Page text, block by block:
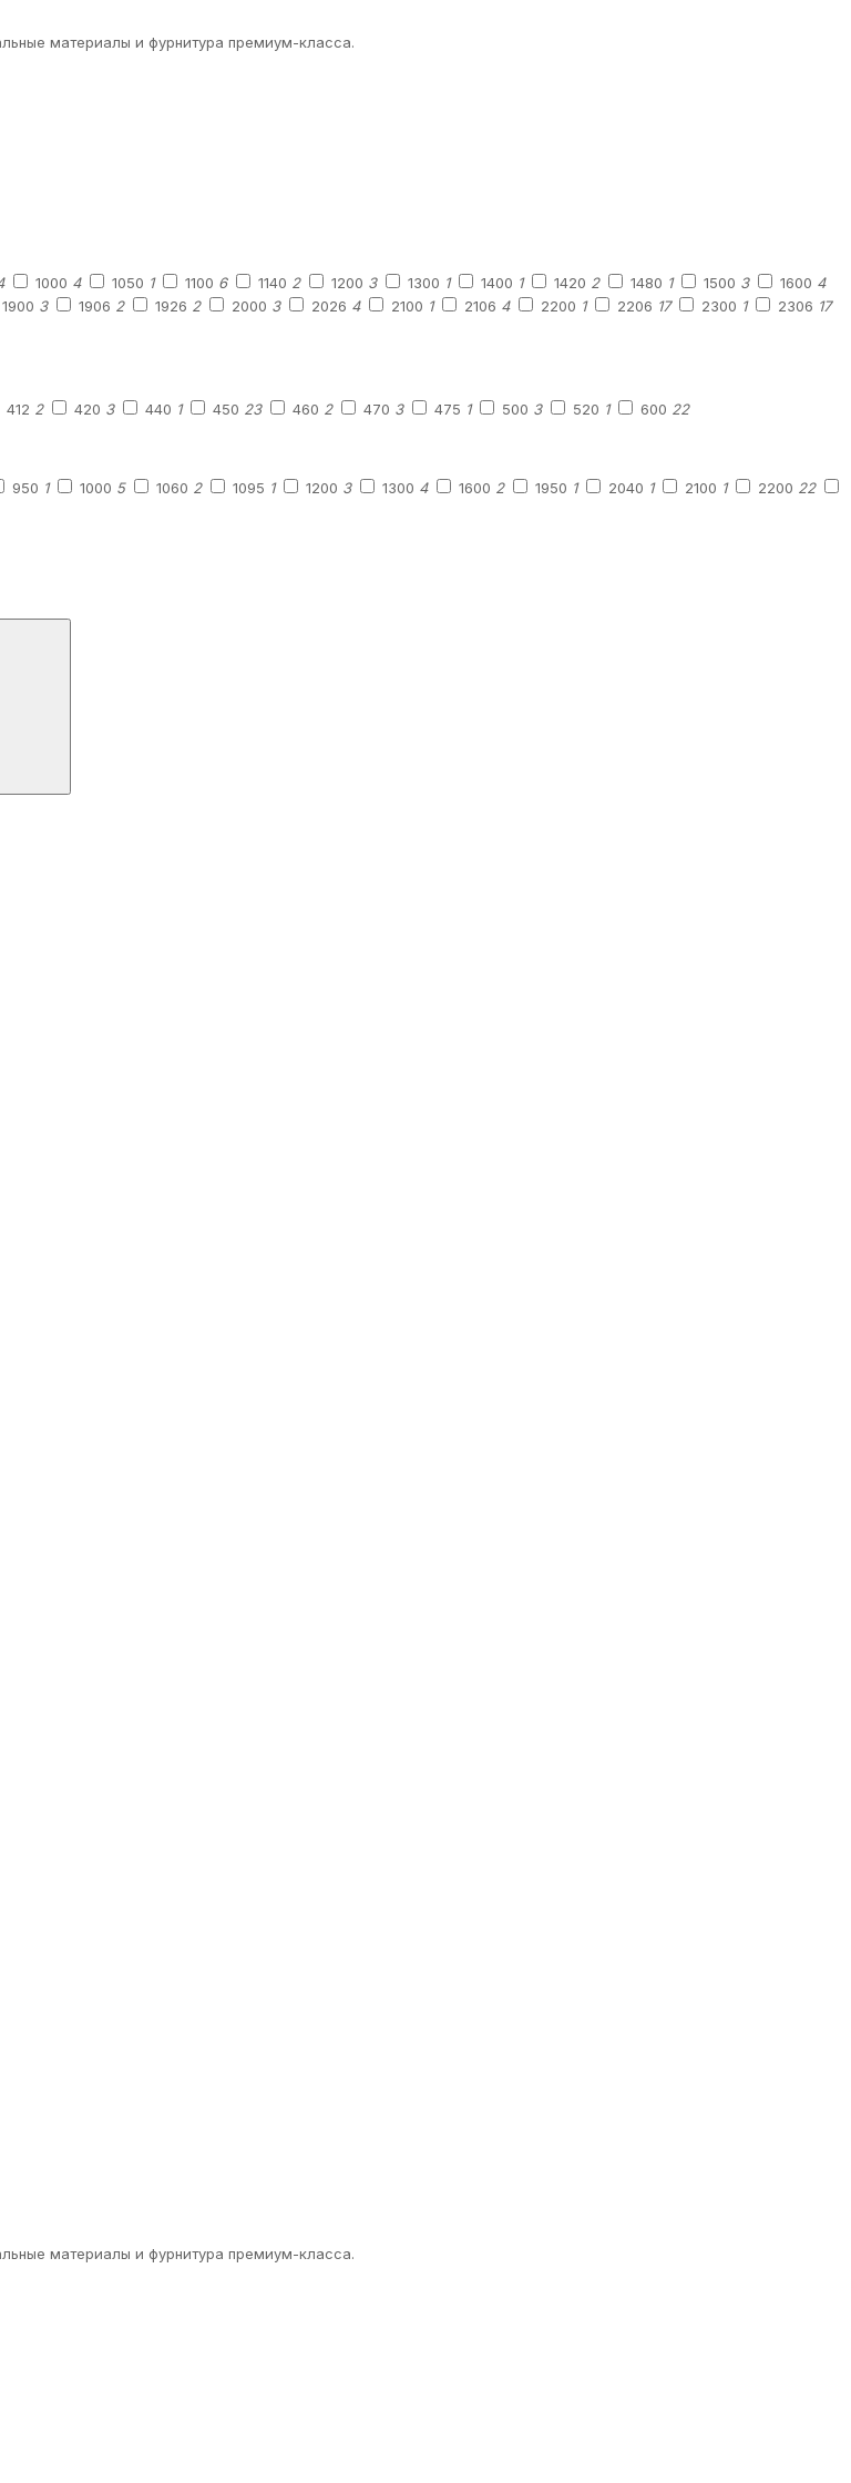
материалы и фурнитура премиум-класса.
1000 4 1050 1 1100 6 1140 2 1200 3 1300 1 1400 1 1420 2 1480 1 1500 3 1600 4
1900 3 1906 2 1926 2 2000 3 2026 4 2100 1 2106 4 2200 1 2206 17 2300 1 2306 17
412 2 420 3 440 1 450 23 460 2 470 3 475 1 500 3 520 1 600 22
950 1 1000 5 1060 2 1095 1 1200 3 1300 4 1600 2 1950 1 2040 1 2100 1 2200 22
материалы и фурнитура премиум-класса.